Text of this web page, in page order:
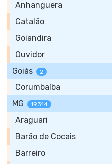
Anhanguera
Catalão
Goiandira
Ouvidor
Goiás
2
Corumbaíba
MG
19314
Araguari
Barão de Cocais
Barreiro